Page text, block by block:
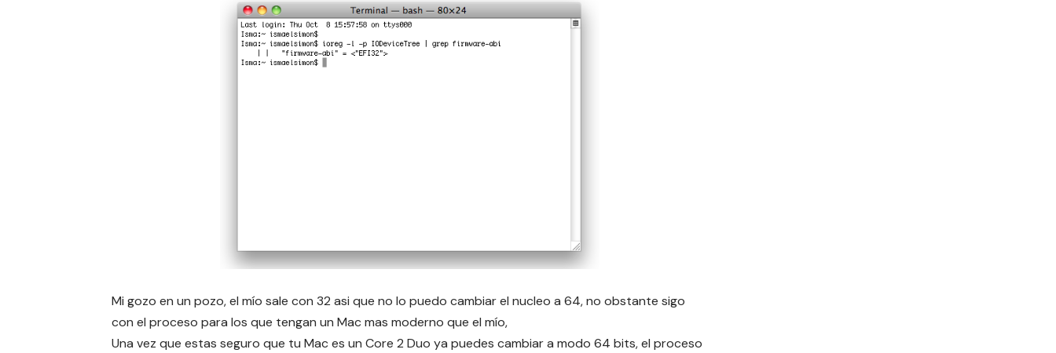
Mi gozo en un pozo, el mío sale con 32 asi que no lo puedo cambiar el nucleo a 64, no obstante sigo
con el proceso para los que tengan un Mac mas moderno que el mío,
Una vez que estas seguro que tu Mac es un Core 2 Duo ya puedes cambiar a modo 64 bits, el proceso